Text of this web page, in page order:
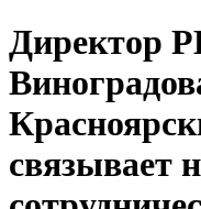
Директор
связывает